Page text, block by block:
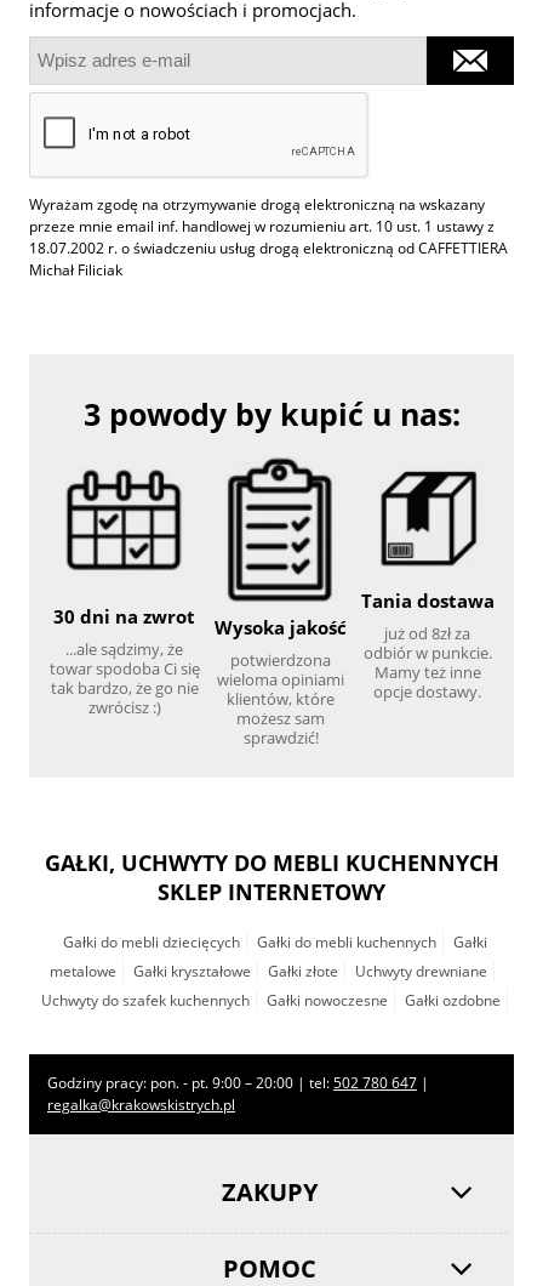
informacje o nowościach i promocjach.
Wyrażam zgodę na otrzymywanie drogą elektroniczną na wskazany
przeze mnie email inf. handlowej w rozumieniu art. 10 ust. 1 ustawy z
18.07.2002 r. o świadczeniu usług drogą elektroniczną od CAFFETTIERA
Michał Filiciak
3 powody by kupić u nas:
30 dni na zwrot
...ale sądzimy, że
towar spodoba Ci się
tak bardzo, że go nie
zwrócisz :)
Wysoka jakość
potwierdzona
wieloma opiniami
klientów, które
możesz sam
sprawdzić!
Tania dostawa
już od 8zł za
odbiór w punkcie.
Mamy też inne
opcje dostawy.
GAŁKI, UCHWYTY DO MEBLI KUCHENNYCH
SKLEP INTERNETOWY
Gałki do mebli dziecięcych Gałki do mebli kuchennych
Gałki
metalowe
Gałki kryształowe Gałki złote
Uchwyty drewniane
Uchwyty do szafek kuchennych
Gałki nowoczesne Gałki ozdobne
Godziny pracy: pon. - pt. 9:00 – 20:00 | tel:502 780 647 |
regalka@krakowskistrych.pl
ZAKUPY
POMOC